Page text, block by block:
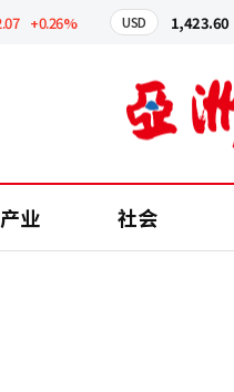
+0.26% USD 1,423.60
产业 社会